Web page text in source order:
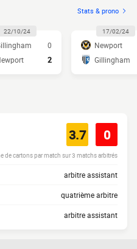
Stats & prono
22/10/24
0
2
17/02/24
Newport
Gillingham
3.7 0
de cartons par match sur 3 matchs arbitrés
arbitre assistant
quatrième arbitre
arbitre assistant